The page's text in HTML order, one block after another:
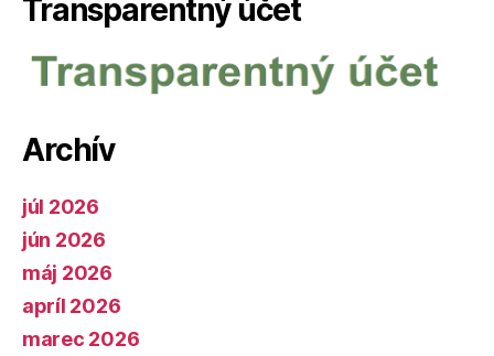
Transparentný účet
Archív
júl 2026
jún 2026
máj 2026
apríl 2026
marec 2026